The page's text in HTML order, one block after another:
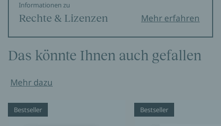
Informationen zu
Rechte & Lizenzen Mehr erfahren
Das könnte Ihnen auch gefallen
Mehr dazu
Bestseller Bestseller